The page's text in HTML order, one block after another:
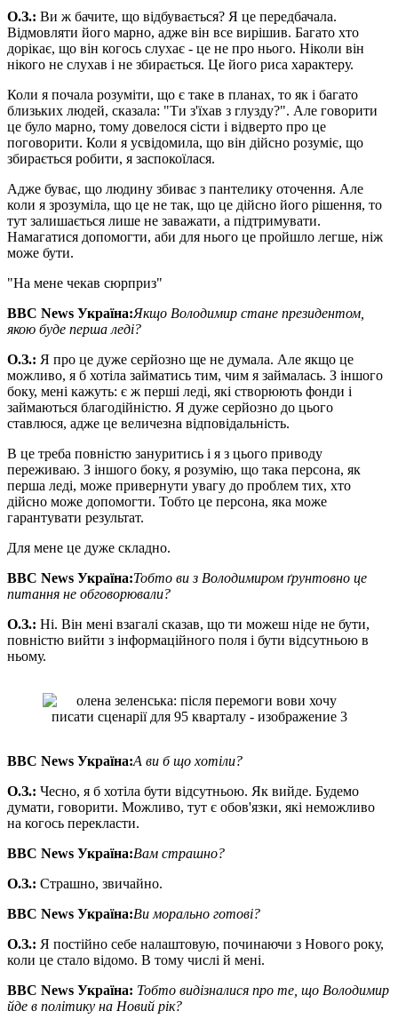
О.З.: Ви ж бачите, що відбувається? Я це передбачала.
Відмовляти його марно, адже він все вирішив. Багато хто
дорікає, що він когось слухає - це не про нього. Ніколи він
нікого не слухав і не збирається. Це його риса характеру.
Коли я почала розуміти, що є таке в планах, то як і багато
близьких людей, сказала: "Ти з'їхав з глузду?". Але говорити
це було марно, тому довелося сісти і відверто про це
поговорити. Коли я усвідомила, що він дійсно розуміє, що
збирається робити, я заспокоїлася.
Адже буває, що людину збиває з пантелику оточення. Але
коли я зрозуміла, що це не так, що це дійсно його рішення, то
тут залишається лише не заважати, а підтримувати.
Намагатися допомогти, аби для нього це пройшло легше, ніж
може бути.
"На мене чекав сюрприз"
BBC News Україна:Якщо Володимир стане президентом,
якою буде перша леді?
О.З.: Я про це дуже серйозно ще не думала. Але якщо це
можливо, я б хотіла займатись тим, чим я займалась. З іншого
боку, мені кажуть: є ж перші леді, які створюють фонди і
займаються благодійністю. Я дуже серйозно до цього
ставлюся, адже це величезна відповідальність.
В це треба повністю зануритись і я з цього приводу
переживаю. З іншого боку, я розумію, що така персона, як
перша леді, може привернути увагу до проблем тих, хто
дійсно може допомогти. Тобто це персона, яка може
гарантувати результат.
Для мене це дуже складно.
BBC News Україна:Тобто ви з Володимиром ґрунтовно це
питання не обговорювали?
О.З.: Ні. Він мені взагалі сказав, що ти можеш ніде не бути,
повністю вийти з інформаційного поля і бути відсутньою в
ньому.
BBC News Україна:А ви б що хотіли?
О.З.: Чесно, я б хотіла бути відсутньою. Як вийде. Будемо
думати, говорити. Можливо, тут є обов'язки, які неможливо
на когось перекласти.
BBC News Україна:Вам страшно?
О.З.: Страшно, звичайно.
BBC News Україна:Ви морально готові?
О.З.: Я постійно себе налаштовую, починаючи з Нового року,
коли це стало відомо. В тому числі й мені.
BBC News Україна: Тобто видізналися про те, що Володимир
йде в політику на Новий рік?